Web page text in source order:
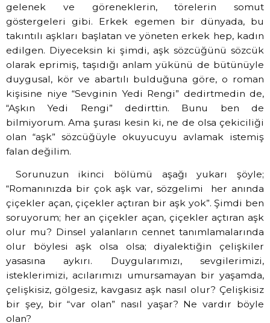
gelenek ve göreneklerin, törelerin somut
göstergeleri gibi. Erkek egemen bir dünyada, bu
takıntılı aşkları başlatan ve yöneten erkek hep, kadın
edilgen. Diyeceksin ki şimdi, aşk sözcüğünü sözcük
olarak eprimiş, taşıdığı anlam yükünü de bütünüyle
duygusal, kör ve abartılı bulduğuna göre, o roman
kişisine niye “Sevginin Yedi Rengi” dedirtmedin de,
“Aşkın Yedi Rengi” dedirttin. Bunu ben de
bilmiyorum. Ama şurası kesin ki, ne de olsa çekiciliği
olan “aşk” sözcüğüyle okuyucuyu avlamak istemiş
falan değilim.
Sorunuzun ikinci bölümü aşağı yukarı şöyle;
“Romanınızda bir çok aşk var, sözgelimi
her anında
çiçekler açan, çiçekler açtıran bir aşk yok”. Şimdi ben
soruyorum; her an çiçekler açan, çiçekler açtıran aşk
olur mu? Dinsel yalanların cennet tanımlamalarında
olur böylesi aşk olsa olsa; diyalektiğin çelişkiler
yasasına aykırı. Duygularımızı, sevgilerimizi,
isteklerimizi, acılarımızı umursamayan bir yaşamda,
çelişkisiz, gölgesiz, kavgasız aşk nasıl olur? Çelişkisiz
bir şey, bir “var olan” nasıl yaşar? Ne vardır böyle
olan?